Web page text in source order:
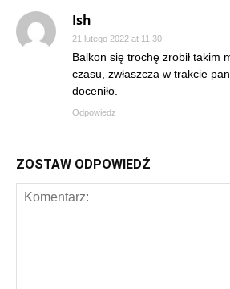
Ish
21 lutego 2022 at 11:30
Balkon się trochę zrobił takim
czasu, zwłaszcza w trakcie
doceniło.
Odpowiedz
ZOSTAW ODPOWIEDŹ